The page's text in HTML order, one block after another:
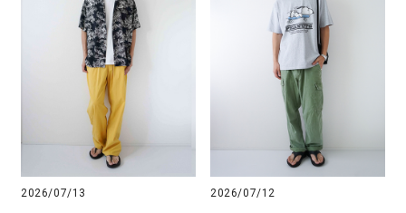
2026/07/13 2026/07/12